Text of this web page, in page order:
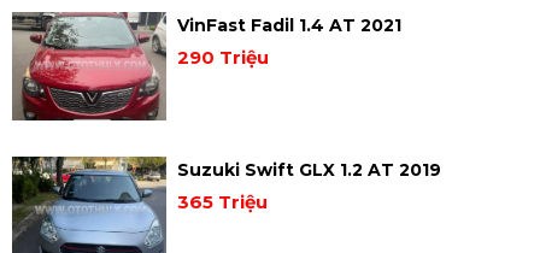
VinFast Fadil 1.4 AT 2021
290 Triệu
Suzuki Swift GLX 1.2 AT 2019
365 Triệu